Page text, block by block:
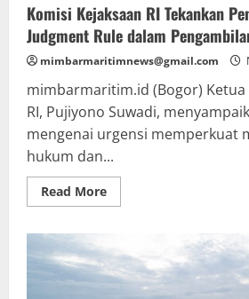
Komisi Kejaksaan RI Tekankan
Judgment Rule dalam
mimbarmaritimnews@gmail.com
mimbarmaritim.id (Bogor) Ketua
RI, Pujiyono Suwadi,
mengenai urgensi memperkuat
hukum dan...
Read MoreRead
more
RI
Tekankan
Pentingnya
Business